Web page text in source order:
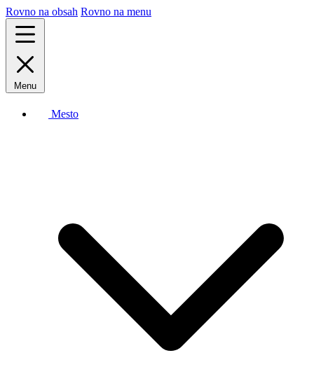
Rovno na obsah Rovno na menu
Menu
Mesto